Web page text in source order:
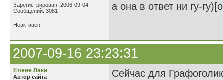
Зарегистрирован: 2006-09-04
Сообщений: 3081
а она в ответ ни гу-
Неактивен
2007-09-16 23:23:31
Елене Лаки
Автор сайта
Сейчас для